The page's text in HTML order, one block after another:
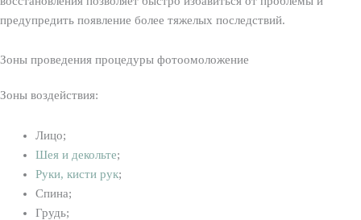
предупредить появление более тяжелых последствий.
Зоны проведения процедуры фотоомоложение
Зоны воздействия:
Лицо;
Шея и декольте;
Руки, кисти рук;
Спина;
Грудь;